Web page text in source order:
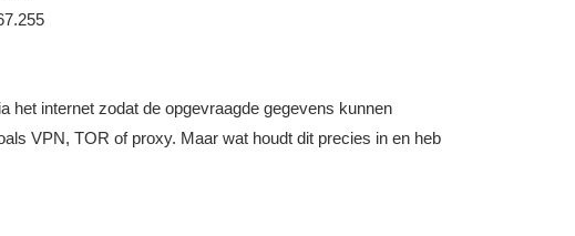
het internet zodat de opgevraagde gegevens kunnen
VPN, TOR of proxy. Maar wat houdt dit precies in en heb